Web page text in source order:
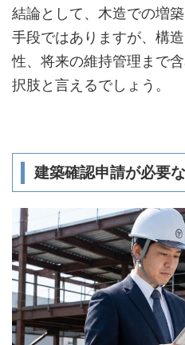
結論として、木造での増
手段ではありますが、構
性、将来の維持管理まで
択肢と言えるでしょう。
建築確認申請が必要